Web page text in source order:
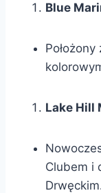
Blue
Lake Hill
Clubem i